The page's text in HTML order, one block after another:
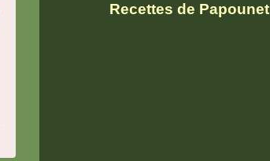
Recettes de Papounet